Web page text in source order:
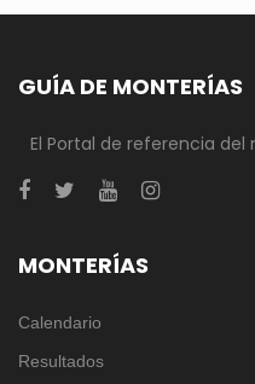
GUÍA DE MONTERÍAS
El Portal de referencia
MONTERÍAS
Calendario
Resultados